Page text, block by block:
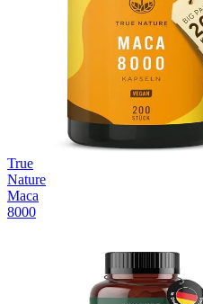
True
Nature
Maca
8000